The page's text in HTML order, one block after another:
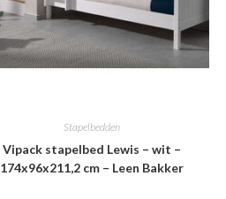
Stapelbedden
Vipack stapelbed Lewis – wit –
174x96x211,2 cm – Leen Bakker